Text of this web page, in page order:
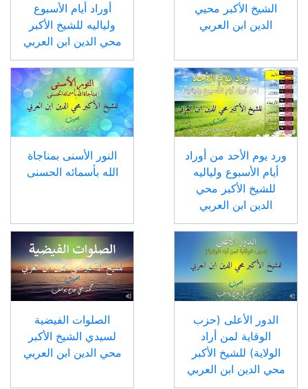
الشيخ الأكبر محيي
الدين ابن العربي
أوراد أيام الأسبوع
ولياليه للشيخ الأكبر
محي الدين ابن العربي
ورد يوم الأحد من أوراد
أيام الأسبوع ولياليه
للشيخ الأكبر محي
الدين ابن العربي
النور الأسنى بمناجاة
الله بأسمائه الحسنى
الدور الأعلى (حزب
الوقاية لمن أراد
الولاية) للشيخ الأكبر
محي الدين ابن العربي
الصلوات الفيضية
لسيدي الشيخ الأكبر
محي الدين ابن العربي